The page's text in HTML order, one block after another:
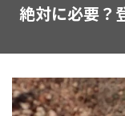
絶対に必要？